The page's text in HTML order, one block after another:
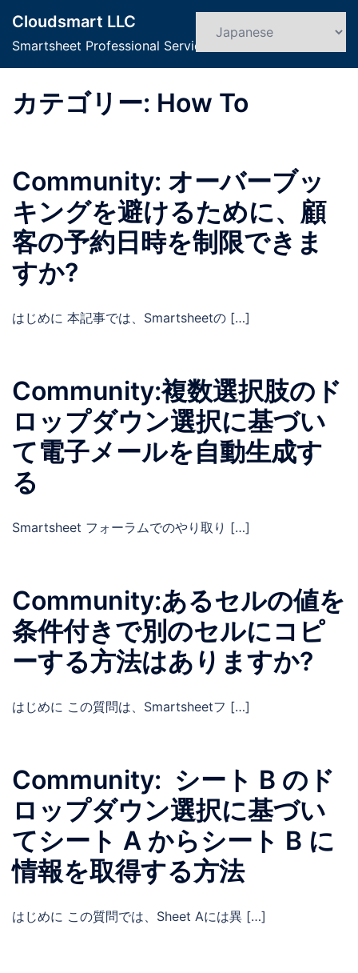
ン
Cloudsmart LLC
Smartsheet Professional Service
ト
グ
カテゴリー: How To
Community: オーバーブッ
キングを避けるために、顧
客の予約日時を制限できま
すか?
はじめに 本記事では、Smartsheetの […]
Community:複数選択肢のド
ロップダウン選択に基づい
て電子メールを自動生成す
る
Smartsheet フォーラムでのやり取り […]
Community:あるセルの値を
条件付きで別のセルにコピ
ーする方法はありますか?
はじめに この質問は、Smartsheetフ […]
Community: シート B のド
ロップダウン選択に基づい
てシート A からシート B に
情報を取得する方法
はじめに この質問では、Sheet Aには異 […]